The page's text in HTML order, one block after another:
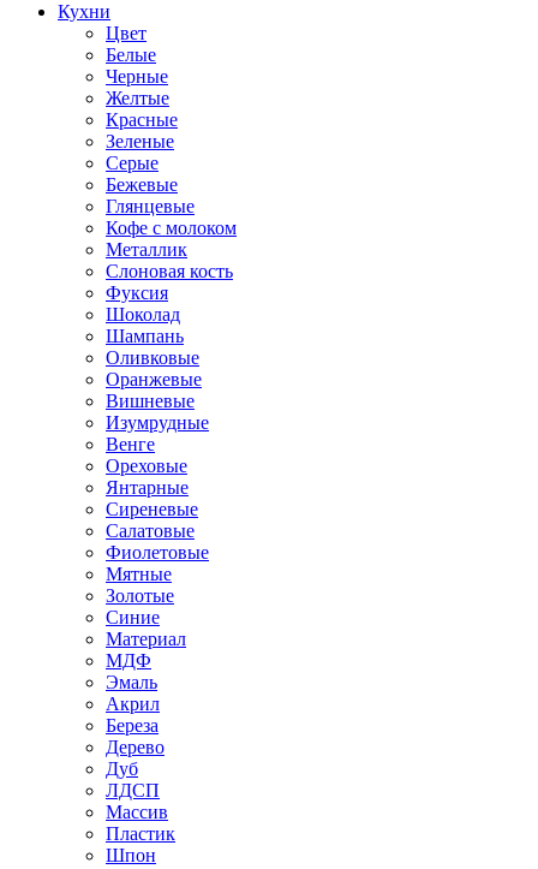
Кухни
Цвет
Белые
Черные
Желтые
Красные
Зеленые
Серые
Бежевые
Глянцевые
Кофе с молоком
Металлик
Слоновая кость
Фуксия
Шоколад
Шампань
Оливковые
Оранжевые
Вишневые
Изумрудные
Венге
Ореховые
Янтарные
Сиреневые
Салатовые
Фиолетовые
Мятные
Золотые
Синие
Материал
МДФ
Эмаль
Акрил
Береза
Дерево
Дуб
ЛДСП
Массив
Пластик
Шпон